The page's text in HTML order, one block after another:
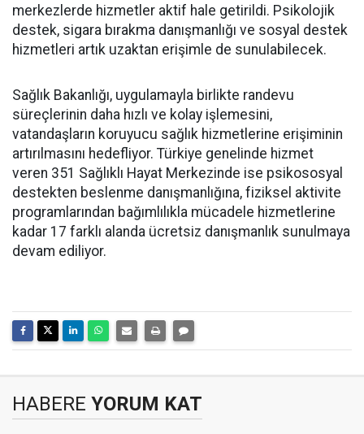
merkezlerde hizmetler aktif hale getirildi. Psikolojik
destek, sigara bırakma danışmanlığı ve sosyal destek
hizmetleri artık uzaktan erişimle de sunulabilecek.
Sağlık Bakanlığı, uygulamayla birlikte randevu
süreçlerinin daha hızlı ve kolay işlemesini,
vatandaşların koruyucu sağlık hizmetlerine erişiminin
artırılmasını hedefliyor. Türkiye genelinde hizmet
veren 351 Sağlıklı Hayat Merkezinde ise psikososyal
destekten beslenme danışmanlığına, fiziksel aktivite
programlarından bağımlılıkla mücadele hizmetlerine
kadar 17 farklı alanda ücretsiz danışmanlık sunulmaya
devam ediliyor.
HABERE YORUM KAT